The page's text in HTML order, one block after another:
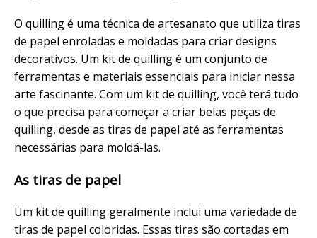
O quilling é uma técnica de artesanato que utiliza tiras
de papel enroladas e moldadas para criar designs
decorativos. Um kit de quilling é um conjunto de
ferramentas e materiais essenciais para iniciar nessa
arte fascinante. Com um kit de quilling, você terá tudo
o que precisa para começar a criar belas peças de
quilling, desde as tiras de papel até as ferramentas
necessárias para moldá-las.
As tiras de papel
Um kit de quilling geralmente inclui uma variedade de
tiras de papel coloridas. Essas tiras são cortadas em